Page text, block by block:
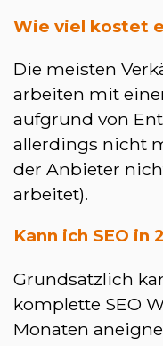
Wie viel kostet
Die meisten
arbeiten mit
aufgrund von
allerdings nicht
der Anbieter
arbeitet).
Kann ich SEO in
Grundsätzlich
komplette SEO
Monaten